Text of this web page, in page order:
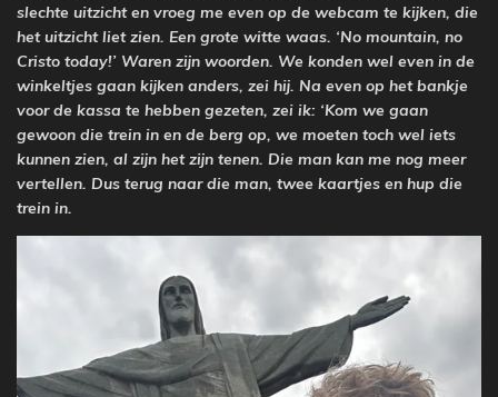
slechte uitzicht en vroeg me even op de webcam te kijken, die
het uitzicht liet zien. Een grote witte waas. ‘No mountain, no
Cristo today!’ Waren zijn woorden. We konden wel even in de
winkeltjes gaan kijken anders, zei hij. Na even op het bankje
voor de kassa te hebben gezeten, zei ik: ‘Kom we gaan
gewoon die trein in en de berg op, we moeten toch wel iets
kunnen zien, al zijn het zijn tenen. Die man kan me nog meer
vertellen. Dus terug naar die man, twee kaartjes en hup die
trein in.